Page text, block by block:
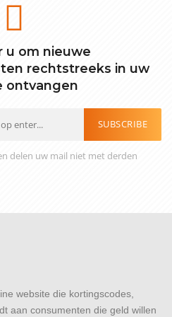
u om nieuwe
rechtstreeks in uw
ontvangen
SUBSCRIBE
delen uw mail niet met derden
website die kortingscodes,
aan consumenten die geld willen